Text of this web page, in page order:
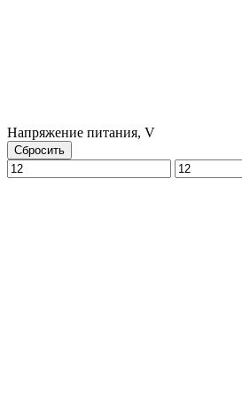
Напряжение питания, V
Сбросить